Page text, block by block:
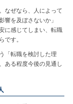
なぜなら、人によって
響を及ぼさないか」
に感じてしまい、転職
です。
「転職を検討した理
ある程度今後の見通し